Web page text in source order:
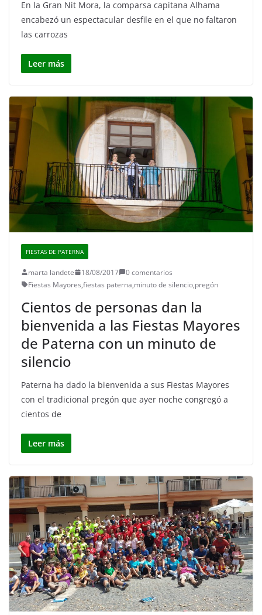
En la Gran Nit Mora, la comparsa capitana Alhama
encabezó un espectacular desfile en el que no faltaron
las carrozas
Leer más
FIESTAS DE PATERNA
marta landete 18/08/2017
0 comentarios
Fiestas Mayores,fiestas paterna,minuto de silencio,pregón
Cientos de personas dan la
bienvenida a las Fiestas Mayores
de Paterna con un minuto de
silencio
Paterna ha dado la bienvenida a sus Fiestas Mayores
con el tradicional pregón que ayer noche congregó a
cientos de
Leer más